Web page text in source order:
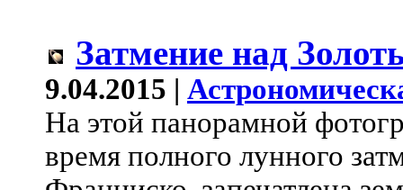
Затмение над
9.04.2015 |
На этой панорамной
время полного лунного